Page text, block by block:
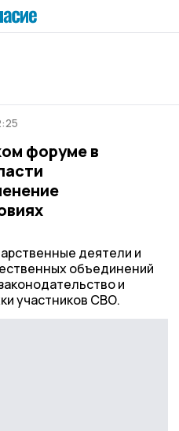
форуме в
деятели и
объединений
и
участников СВО.